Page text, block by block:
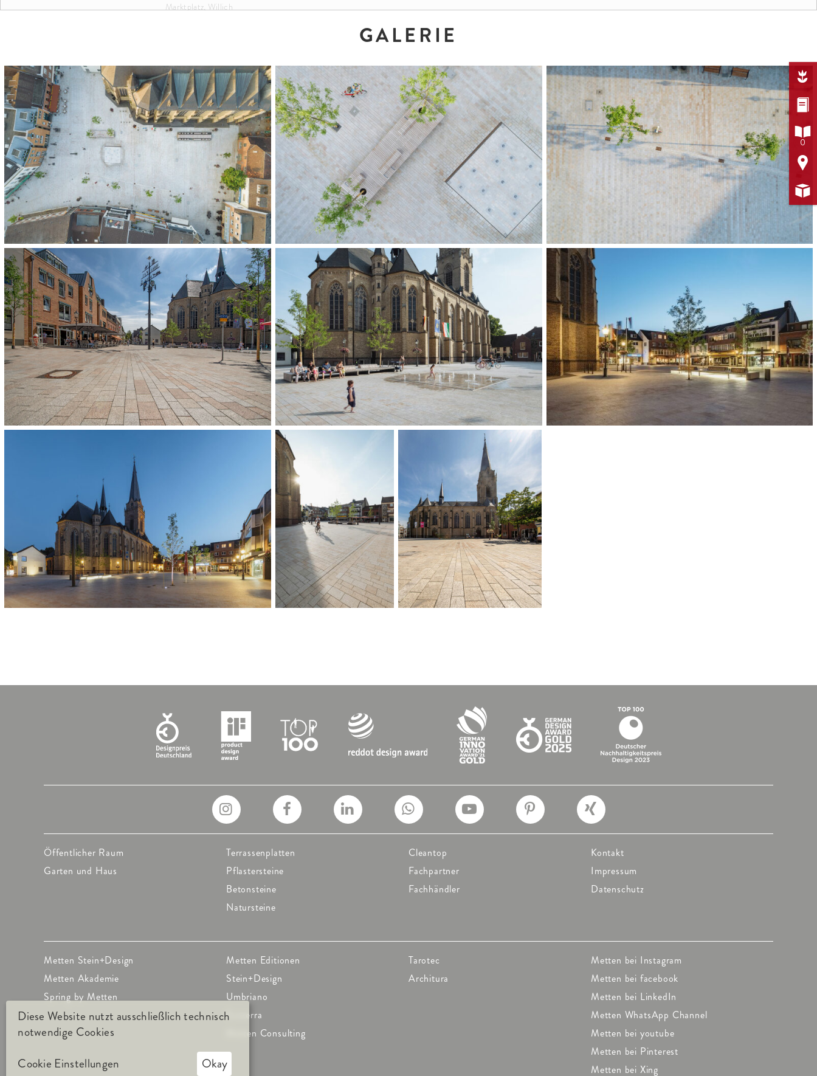
Marktplatz, Willich
Oberseite geflammt
24x24x8 cm
36x24x8 cm
16x32x8 cm
LANDSCHAFTSARCHITEKT:
KRAFT.RAUM. Landschaftsarchitektur und Stadtentwicklung | Wiesenstraße 51 | Haus 36 | 40549 Düsseldorf
BAUHERR:
Stadt Willich | Hauptstr. 6 | 47877 Willich
FLÄCHE:
ca. 3.000 m²
FERTIGSTELLUNG:
2019
BAUUNTERNEHMER:
Willy Dohmen GmbH & Co. KG | Bauunternehmung | Hasenbuschstr. 46 | 52531 Übach-Palenberg
WEITERE VERWENDETE PRODUKTE:
ECOSTONE
Verlegung mit
ECOSTONE-System.
KATEGORIEN:
Plätze und Promenaden
Stadt- und Dorfgestaltung
GALERIE
Öffentlicher Raum
Garten und Haus
Terrassenplatten
Pflastersteine
Betonsteine
Natursteine
Cleantop
Fachpartner
Fachhändler
Kontakt
Impressum
Datenschutz
Metten Stein+Design
Metten Akademie
Spring by Metten
Metten Editionen
Stein+Design
Umbriano
Ecoterra
Metten Consulting
Tarotec
Architura
Metten bei Instagram
Metten bei facebook
Metten bei LinkedIn
Metten WhatsApp Channel
Metten bei youtube
Metten bei Pinterest
Metten bei Xing



0


Diese Website nutzt ausschließlich technisch
notwendige Cookies
Cookie Einstellungen
Okay